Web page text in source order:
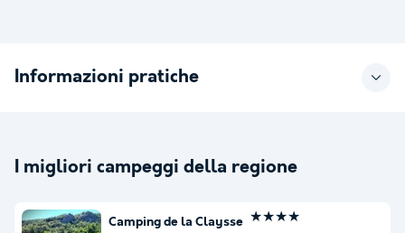
Informazioni pratiche
I migliori campeggi della regione
Camping de la Claysse ★★★★